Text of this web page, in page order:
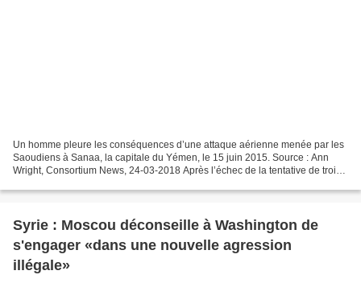
Un homme pleure les conséquences d’une attaque aérienne menée par les
Saoudiens à Sanaa, la capitale du Yémen, le 15 juin 2015. Source : Ann
Wright, Consortium News, 24-03-2018 Après l’échec de la tentative de trois
Syrie : Moscou déconseille à Washington de
s'engager «dans une nouvelle agression
illégale»